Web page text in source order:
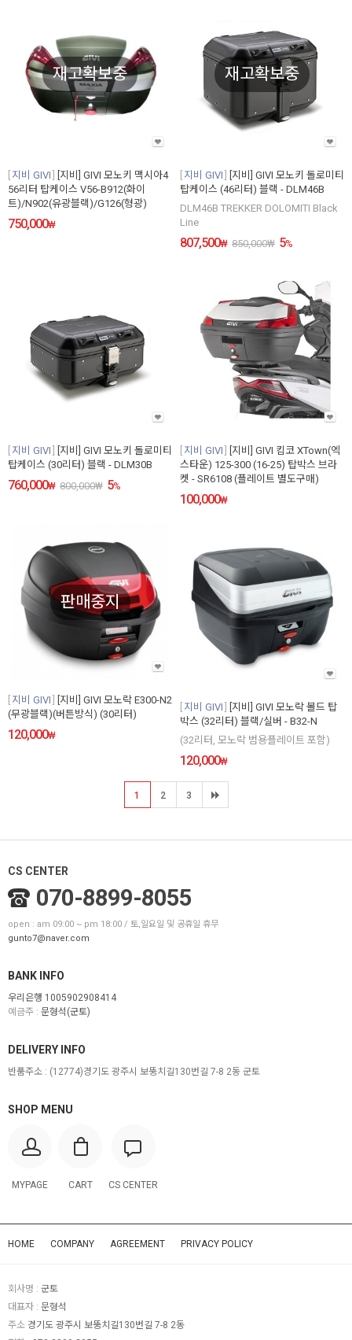
재고확보중
지비 GIVI
[지비] GIVI 모노키 맥시아4
56리터 탑케이스 V56-B912(화이
트)/N902(유광블랙)/G126(형광)
750,000₩
재고확보중
지비 GIVI
[지비] GIVI 모노키 돌로미티
탑케이스 (46리터) 블랙 - DLM46B
DLM46B TREKKER DOLOMITI Black
Line
807,500₩ 850,000₩ 5%
지비 GIVI
[지비] GIVI 모노키 돌로미티
탑케이스 (30리터) 블랙 - DLM30B
760,000₩ 800,000₩ 5%
지비 GIVI
[지비] GIVI 킴코 XTown(엑
스타운) 125-300 (16-25) 탑박스 브라
켓 - SR6108 (플레이트 별도구매)
100,000₩
판매중지
지비 GIVI
[지비] GIVI 모노락 E300-N2
(무광블랙)(버튼방식) (30리터)
120,000₩
지비 GIVI
[지비] GIVI 모노락 볼드 탑
박스 (32리터) 블랙/실버 - B32-N
(32리터, 모노락 범용플레이트 포함)
120,000₩
1 2 3
CS CENTER
070-8899-8055
open : am 09:00 ~ pm 18:00 / 토,일요일 및 공휴일 휴무
gunto7@naver.com
BANK INFO
우리은행 1005902908414
예금주 : 문형석(군토)
SHOP MENU
MYPAGE CART CS CENTER
DELIVERY INFO
반품주소 : (12774)경기도 광주시 보뚱치길130번길 7-8 2동 군토
HOME COMPANY AGREEMENT PRIVACY POLICY
회사명 : 군토
대표자 : 문형석
주소 경기도 광주시 보뚱치길130번길 7-8 2동